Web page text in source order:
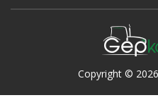
Copyright ©